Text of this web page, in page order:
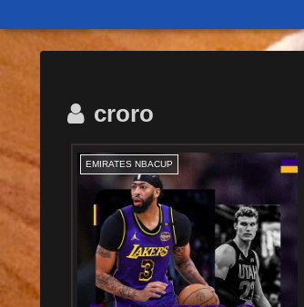
croro
EMIRATES NBACUP